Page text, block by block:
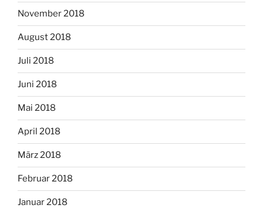
November 2018
August 2018
Juli 2018
Juni 2018
Mai 2018
April 2018
März 2018
Februar 2018
Januar 2018